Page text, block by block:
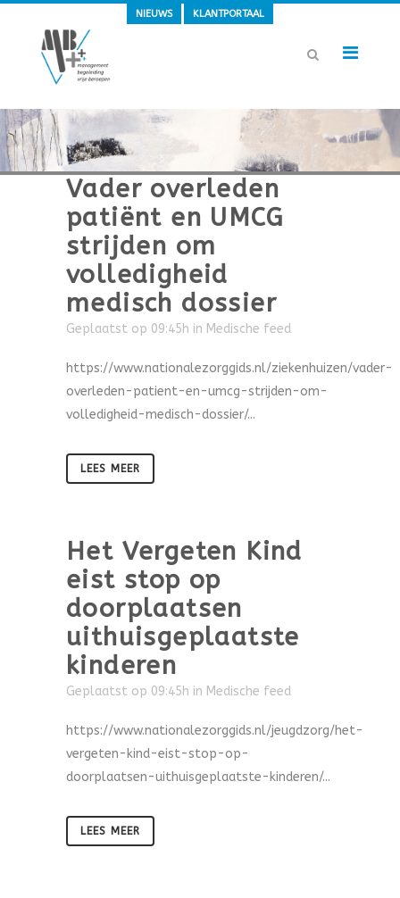
NIEUWS KLANTPORTAAL
Vader overleden
patiënt en UMCG
strijden om
volledigheid
medisch dossier
Geplaatst op 09:45h in Medische feed
https://www.nationalezorggids.nl/ziekenhuizen/vader-
overleden-patient-en-umcg-strijden-om-
volledigheid-medisch-dossier/...
LEES MEER
Het Vergeten Kind
eist stop op
doorplaatsen
uithuisgeplaatste
kinderen
Geplaatst op 09:45h in Medische feed
https://www.nationalezorggids.nl/jeugdzorg/het-
vergeten-kind-eist-stop-op-
doorplaatsen-uithuisgeplaatste-kinderen/...
LEES MEER